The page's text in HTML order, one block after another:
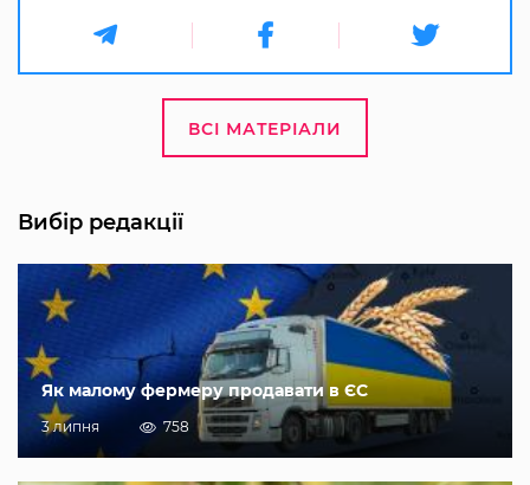
ВСІ МАТЕРІАЛИ
Вибір редакції
Як малому фермеру продавати в ЄС
3 липня 758